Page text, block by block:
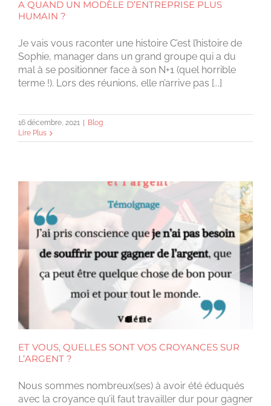
A QUAND UN MODÈLE D’ENTREPRISE PLUS
HUMAIN ?
Je vais vous raconter une histoire C’est l’histoire de
Sophie, manager dans un grand groupe qui a du
mal à se positionner face à son N+1 (quel horrible
terme !). Lors des réunions, elle n’arrive pas [...]
16 décembre, 2021
Blog
Lire Plus
ET VOUS, QUELLES SONT VOS CROYANCES SUR
L’ARGENT ?
Nous sommes nombreux(ses) à avoir été éduqués
avec la croyance qu’il faut travailler dur pour gagner